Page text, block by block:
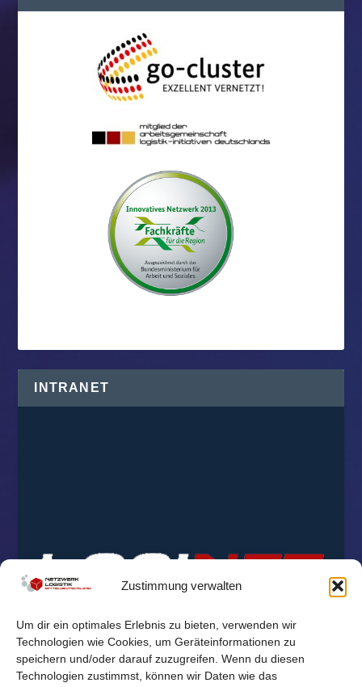
Zustimmung verwalten
Um dir ein optimales Erlebnis zu bieten, verwenden wir
Technologien wie Cookies, um Geräteinformationen zu
speichern und/oder darauf zuzugreifen. Wenn du diesen
Technologien zustimmst, können wir Daten wie das
INTRANET